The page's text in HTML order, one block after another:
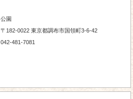
公園
〒182-0022 東京都調布市国領町3-6-42
042-481-7081